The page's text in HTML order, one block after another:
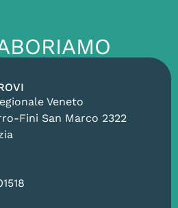
Veneto
Fini San Marco 2322